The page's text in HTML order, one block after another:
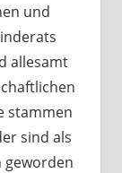
und
allesamt
stammen
sind als
geworden